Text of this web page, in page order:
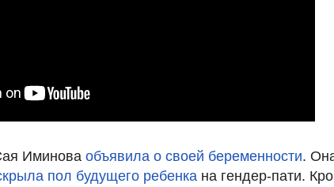
Иминова объявила о своей беременности.
пол будущего ребенка на гендер-пати.